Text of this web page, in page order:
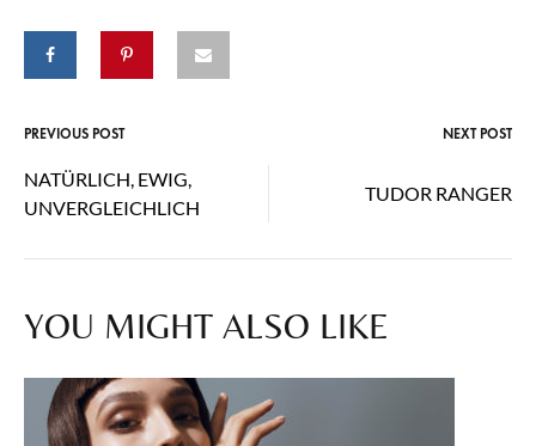
Post
navigation
PREVIOUS POST NEXT POST
NATÜRLICH, EWIG,
UNVERGLEICHLICH
TUDOR RANGER
YOU MIGHT ALSO LIKE